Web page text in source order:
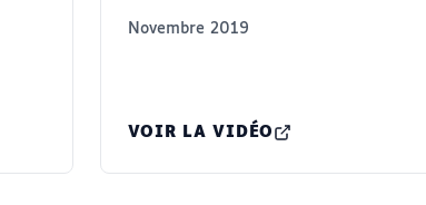
Novembre 2019
VOIR LA VIDÉO